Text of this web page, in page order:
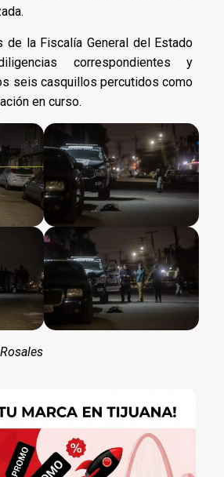
de la Fiscalía General del Estado
correspondientes y
seis casquillos percutidos como
en curso.